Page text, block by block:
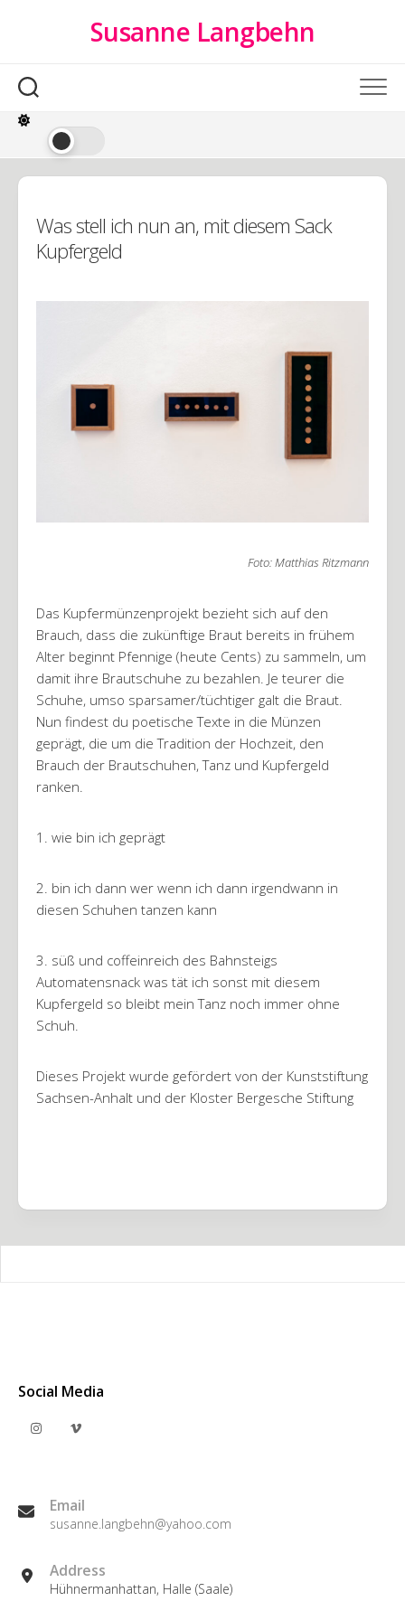
Susanne Langbehn
Was stell ich nun an, mit diesem Sack
Kupfergeld
Foto: Matthias Ritzmann
Das Kupfermünzenprojekt bezieht sich auf den
Brauch, dass die zukünftige Braut bereits in frühem
Alter beginnt Pfennige (heute Cents) zu sammeln, um
damit ihre Brautschuhe zu bezahlen. Je teurer die
Schuhe, umso sparsamer/tüchtiger galt die Braut.
Nun findest du poetische Texte in die Münzen
geprägt, die um die Tradition der Hochzeit, den
Brauch der Brautschuhen, Tanz und Kupfergeld
ranken.
1. wie bin ich geprägt
2. bin ich dann wer wenn ich dann irgendwann in
diesen Schuhen tanzen kann
3. süß und coffeinreich des Bahnsteigs
Automatensnack was tät ich sonst mit diesem
Kupfergeld so bleibt mein Tanz noch immer ohne
Schuh.
Dieses Projekt wurde gefördert von der Kunststiftung
Sachsen-Anhalt und der Kloster Bergesche Stiftung
Social Media
Email
susanne.langbehn@yahoo.com
Address
Hühnermanhattan, Halle (Saale)